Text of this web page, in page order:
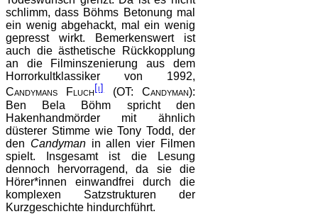
schlimm, dass Böhms Betonung mal
ein wenig abgehackt, mal ein wenig
gepresst wirkt. Bemerkenswert ist
auch die ästhetische Rückkopplung
an die Filminszenierung aus dem
Horrorkultklassiker von 1992,
Candymans Fluch [i] (OT: Candyman):
Ben Bela Böhm spricht den
Hakenhandmörder mit ähnlich
düsterer Stimme wie Tony Todd, der
den Candymanin allen vier Filmen
spielt. Insgesamt ist die Lesung
dennoch hervorragend, da sie die
Hörer*innen einwandfrei durch die
komplexen Satzstrukturen der
Kurzgeschichte hindurchführt.